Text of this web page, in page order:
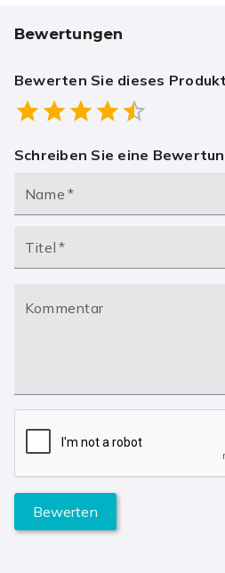
Bewertungen
Bewerten Sie dieses Produkt
0.5 Stars
1 Star1.5 Stars
2 Stars
2.5 Stars
3 Stars
3.5 Stars
4 Stars4.5 Stars
5 Stars
Schreiben Sie eine
Name *
Titel *
Kommentar
Bewerten